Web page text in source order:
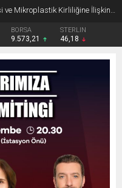
Seyhan Atıksu Arıtma Tesisi ve Mikroplastik Kirliliğine İlişkin Açıklama
BORSA
9.573,21
STERLIN
46,18